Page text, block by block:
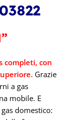
completi, con
Grazie
a gas
mobile. E
domestico: